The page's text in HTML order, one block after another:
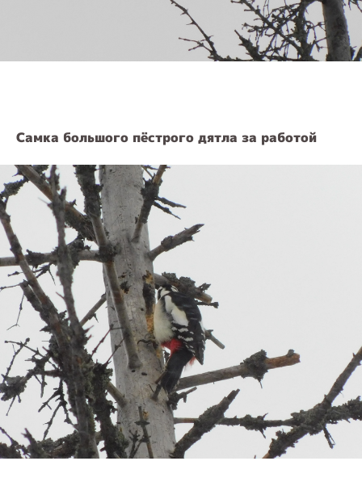
Самка большого пёстрого дятла за работой